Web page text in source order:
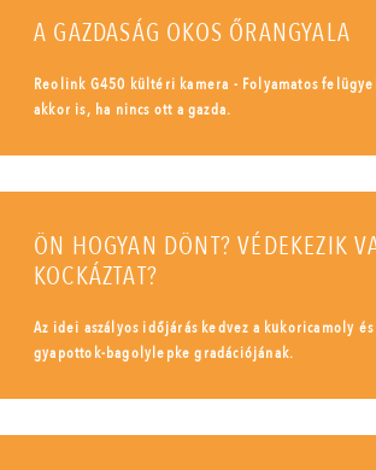
A GAZDASÁG OKOS ŐRANGYALA
Reolink G450 kültéri kamera - Folyamatos
akkor is, ha nincs ott a gazda.
ÖN HOGYAN DÖNT? VÉDEKEZIK
KOCKÁZTAT?
Az idei aszályos időjárás kedvez a kukoricamoly és
gyapottok-bagolylepke gradációjának.